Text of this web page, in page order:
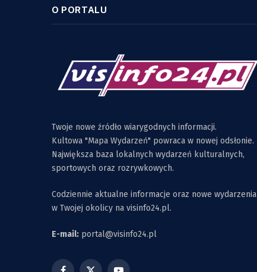
O PORTALU
Twoje nowe źródło wiarygodnych informacji.
Kultowa "Mapa Wydarzeń" powraca w nowej odsłonie.
Największa baza lokalnych wydarzeń kulturalnych,
sportowych oraz rozrywkowych.
Codziennie aktualne informacje oraz nowe wydarzenia
w Twojej okolicy na visinfo24.pl.
E-mail: portal@visinfo24.pl